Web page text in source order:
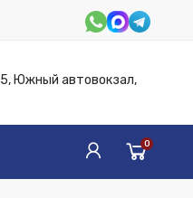
Южный автовокзал,
0